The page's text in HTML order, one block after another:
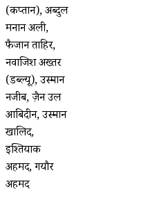
(कप्तान), अब्दुल
मनान अली,
फैजान ताहिर,
नवाजिश अख्तर
(डब्ल्यू), उस्मान
नजीब, ज़ैन उल
आबिदीन, उस्मान
खालिद,
इश्तियाक
अहमद, गयौर
अहमद